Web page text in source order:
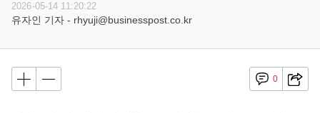
2026-05-14 11:20:22
유자인 기자 - rhyuji@businesspost.co.kr
0